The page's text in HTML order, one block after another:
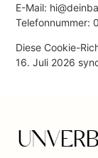
E-Mail: hi@
Telefonnummer:
Diese Cookie-
16. Juli 2026